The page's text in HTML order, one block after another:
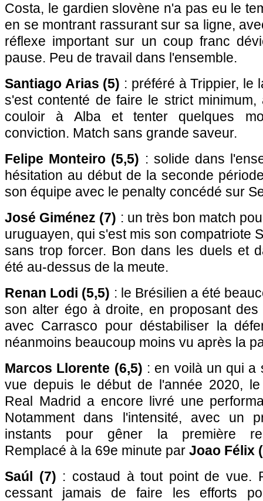
Costa, le gardien slovène n'a pas eu le
en se montrant rassurant sur sa ligne,
réflexe important sur un coup franc
pause. Peu de travail dans l'ensemble.
Santiago Arias (5) : préféré à Trippier, le
s'est contenté de faire le strict
couloir à Alba et tenter quelques
conviction. Match sans grande saveur.
Felipe Monteiro (5,5) : solide dans
hésitation au début de la seconde
son équipe avec le penalty concédé sur
José Giménez (7) : un très bon match
uruguayen, qui s'est mis son compatriote
sans trop forcer. Bon dans les duels et
été au-dessus de la meute.
Renan Lodi (5,5) : le Brésilien a été
son alter égo à droite, en proposant des
avec Carrasco pour déstabiliser la
néanmoins beaucoup moins vu après la
Marcos Llorente (6,5) : en voilà un qui a
vue depuis le début de l'année 2020,
Real Madrid a encore livré une
Notamment dans l'intensité, avec un
instants pour gêner la première
Remplacé à la 69e minute par Joao Félix
Saúl (7) : costaud à tout point de vue.
cessant jamais de faire les efforts